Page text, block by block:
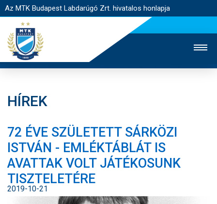
Az MTK Budapest Labdarúgó Zrt. hivatalos honlapja
JEGYÉRTÉKESÍTÉS
WEBSHOP
STADION
EGYESÜLET
KAPCSOLAT
NYITÓLAP
HÍREK
HÍREK
72 ÉVE SZÜLETETT SÁRKÖZI
ISTVÁN - EMLÉKTÁBLÁT IS
AVATTAK VOLT JÁTÉKOSUNK
TISZTELETÉRE
2019-10-21